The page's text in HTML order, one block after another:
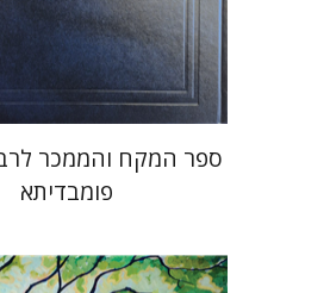
הנחת אתר ספר מודפס
$45
ספר המקח והממכר לרב
פומבדיתא